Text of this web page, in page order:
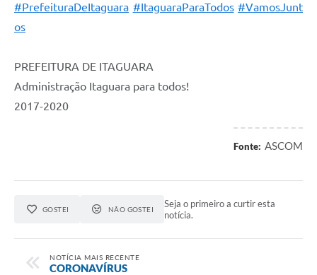
#PrefeituraDeItaguara #ItaguaraParaTodos #VamosJunt
os
PREFEITURA DE ITAGUARA
Administração Itaguara para todos!
2017-2020
Fonte: ASCOM
GOSTEI NÃO GOSTEI
Seja o primeiro a curtir esta
notícia.
NOTÍCIA MAIS RECENTE
CORONAVÍRUS